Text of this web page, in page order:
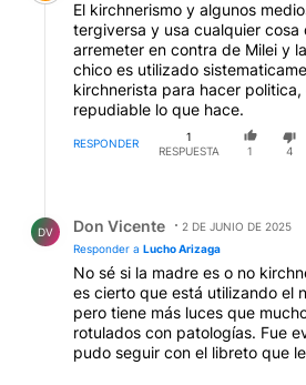
El kirchnerismo y algunos
tergiversa y usa cualquier cosa
arremeter en contra de Milei y
chico es utilizado
kirchnerista para hacer
repudiable lo que hace.
RESPONDER
1
RESPUESTA
1 4
DV Don Vicente
2 DE JUNIO DE 2025
Responder a Lucho Arizaga
No sé si la madre es o no
es cierto que está utilizando el
pero tiene más luces que
rotulados con patologías. Fue
pudo seguir con el libreto que
que dijera algo determinado, y